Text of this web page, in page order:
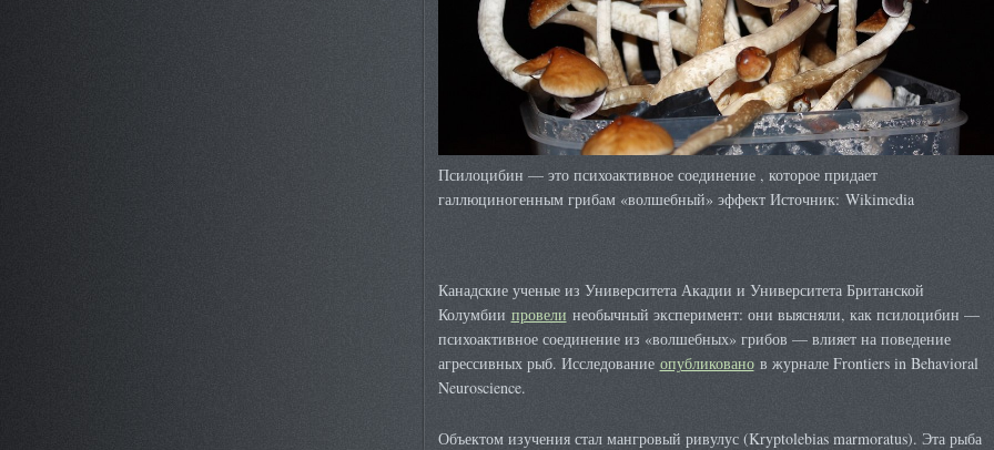
Псилоцибин — это психоактивное соединение , которое придает
галлюциногенным грибам «волшебный» эффект Источник: Wikimedia
Канадские ученые из Университета Акадии и Университета Британской
Колумбии провели необычный эксперимент: они выясняли, как псилоцибин —
психоактивное соединение из «волшебных» грибов — влияет на поведение
агрессивных рыб. Исследование опубликованов журнале Frontiers in Behavioral
Neuroscience.
Объектом изучения стал мангровый ривулус (Kryptolebias marmoratus). Эта рыба